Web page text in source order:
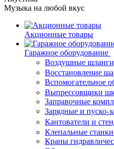
Музыка на любой вкус
Акционные товары
Гаражное оборудование
Воздушные
Восстановление
Вспомогательное
Выпрессовщики
Заправочные
Зарядные и пуско-
Кантователи и
Клепальные
Краны